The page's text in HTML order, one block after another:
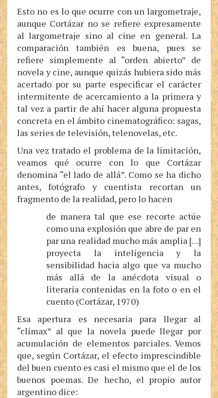
Esto no es lo que ocurre con un largometraje,
aunque Cortázar no se refiere expresamente
al largometraje sino al cine en general. La
comparación también es buena, pues se
refiere simplemente al “orden abierto” de
novela y cine, aunque quizás hubiera sido más
acertado por su parte especificar el carácter
intermitente de acercamiento a la primera y
tal vez a partir de ahí hacer alguna propuesta
concreta en el ámbito cinematográfico: sagas,
las series de televisión, telenovelas, etc.
Una vez tratado el problema de la limitación,
veamos qué ocurre con lo que Cortázar
denomina “el lado de allá”. Como se ha dicho
antes, fotógrafo y cuentista recortan un
fragmento de la realidad, pero lo hacen
de manera tal que ese recorte actúe
como una explosión que abre de par en
par una realidad mucho más amplia […]
proyecta la inteligencia y la
sensibilidad hacia algo que va mucho
más allá de la anécdota visual o
literaria contenidas en la foto o en el
cuento (Cortázar, 1970)
Esa apertura es necesaria para llegar al
“clímax” al que la novela puede llegar por
acumulación de elementos parciales. Vemos
que, según Cortázar, el efecto imprescindible
del buen cuento es casi el mismo que el de los
buenos poemas. De hecho, el propio autor
argentino dice: